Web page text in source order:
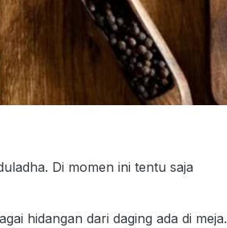
Di momen ini tentu saja
hidangan dari daging ada di meja.